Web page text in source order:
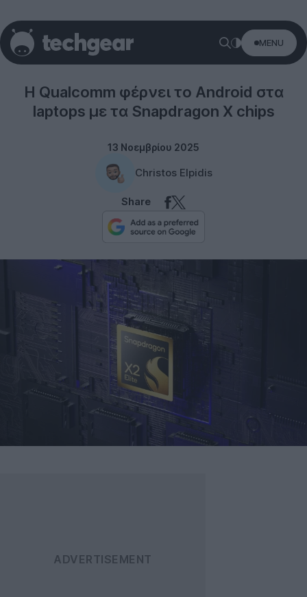
MENU
Η Qualcomm φέρνει το Android στα
laptops με τα Snapdragon X chips
13 Νοεμβρίου 2025
Christos Elpidis
Share